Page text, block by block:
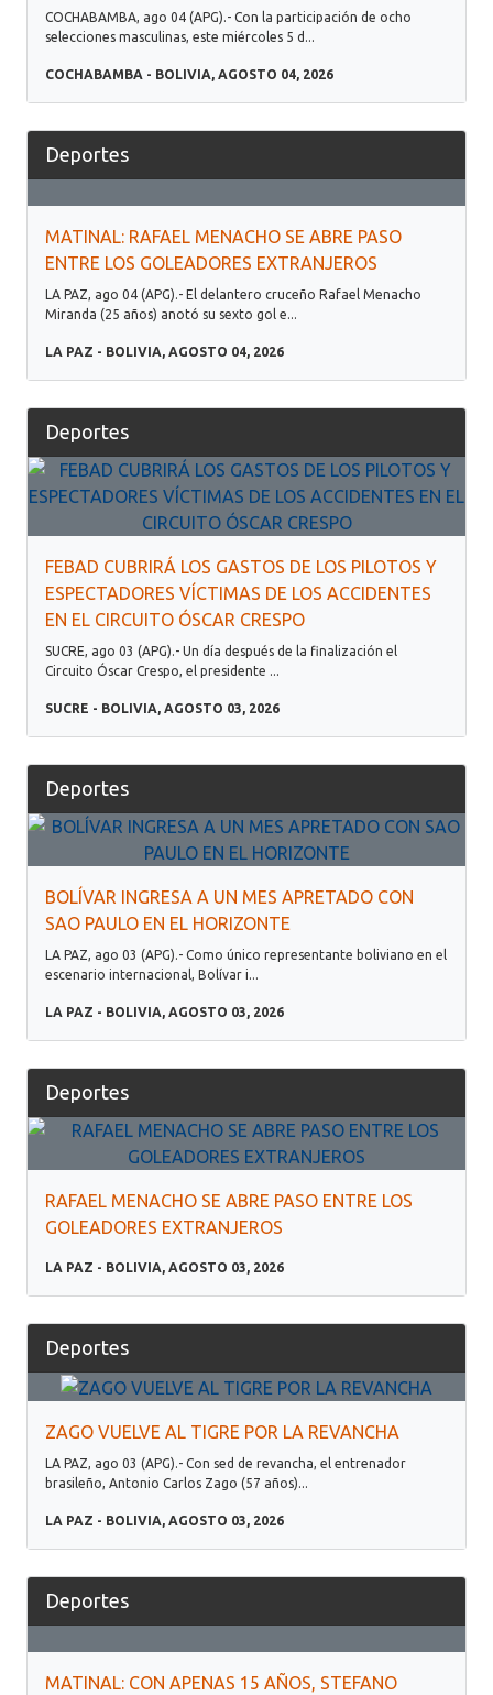
COCHABAMBA, ago 04 (APG).- Con la participación de ocho
selecciones masculinas, este miércoles 5 d...
COCHABAMBA - BOLIVIA, AGOSTO 04, 2026
Deportes
MATINAL: RAFAEL MENACHO SE ABRE PASO
ENTRE LOS GOLEADORES EXTRANJEROS
LA PAZ, ago 04 (APG).- El delantero cruceño Rafael Menacho
Miranda (25 años) anotó su sexto gol e...
LA PAZ - BOLIVIA, AGOSTO 04, 2026
Deportes
FEBAD CUBRIRÁ LOS GASTOS DE LOS PILOTOS Y
ESPECTADORES VÍCTIMAS DE LOS ACCIDENTES
EN EL CIRCUITO ÓSCAR CRESPO
SUCRE, ago 03 (APG).- Un día después de la finalización el
Circuito Óscar Crespo, el presidente ...
SUCRE - BOLIVIA, AGOSTO 03, 2026
Deportes
BOLÍVAR INGRESA A UN MES APRETADO CON
SAO PAULO EN EL HORIZONTE
LA PAZ, ago 03 (APG).- Como único representante boliviano en el
escenario internacional, Bolívar i...
LA PAZ - BOLIVIA, AGOSTO 03, 2026
Deportes
RAFAEL MENACHO SE ABRE PASO ENTRE LOS
GOLEADORES EXTRANJEROS
LA PAZ - BOLIVIA, AGOSTO 03, 2026
Deportes
ZAGO VUELVE AL TIGRE POR LA REVANCHA
LA PAZ, ago 03 (APG).- Con sed de revancha, el entrenador
brasileño, Antonio Carlos Zago (57 años)...
LA PAZ - BOLIVIA, AGOSTO 03, 2026
Deportes
MATINAL: CON APENAS 15 AÑOS, STEFANO